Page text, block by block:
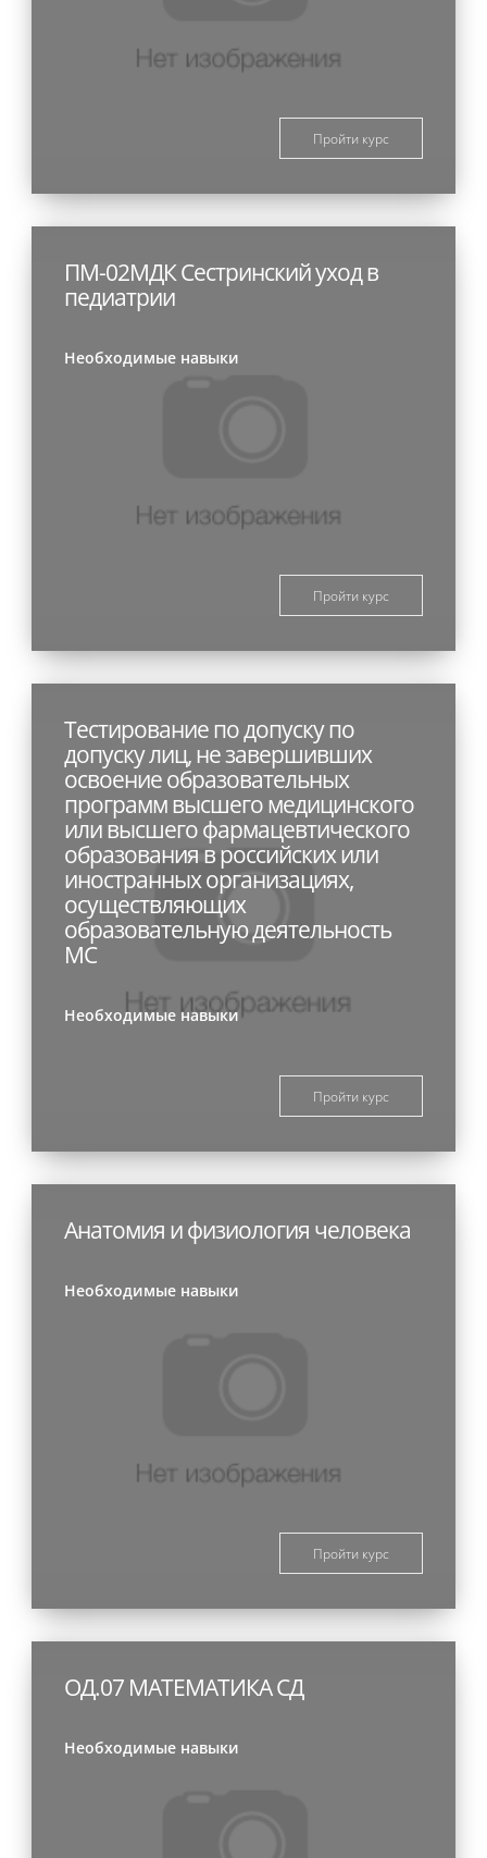
Пройти курс
ПМ-02МДК Сестринский уход в
педиатрии
Необходимые навыки
Пройти курс
Тестирование по допуску по
допуску лиц, не завершивших
освоение образовательных
программ высшего медицинского
или высшего фармацевтического
образования в российских или
иностранных организациях,
осуществляющих
образовательную деятельность
МС
Необходимые навыки
Пройти курс
Анатомия и физиология человека
Необходимые навыки
Пройти курс
ОД.07 МАТЕМАТИКА СД
Необходимые навыки